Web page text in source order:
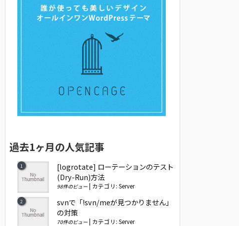
過去1ヶ月の人気記事
[logrotate] ローテーションのテスト
(Dry-Run)方法
98件のビュー カテゴリ: Server
svnで「!svn/meが見つかりません」
の対策
70件のビュー カテゴリ: Server